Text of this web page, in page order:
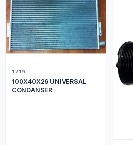
1719
100X40X26 UNIVERSAL
CONDANSER